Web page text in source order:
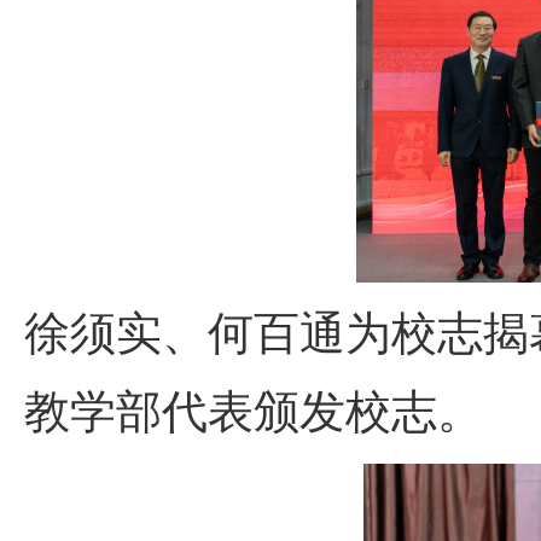
徐须实、何百通为校志
教学部代表颁发校志。